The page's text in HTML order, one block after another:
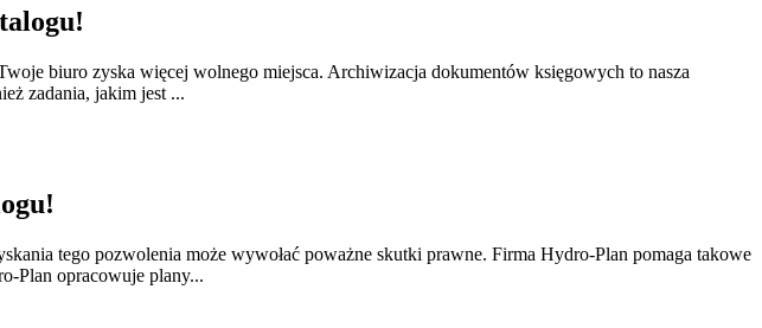
biuro zyska więcej wolnego miejsca. Archiwizacja dokumentów księgowych to nasza
zadania, jakim jest ...
tego pozwolenia może wywołać poważne skutki prawne. Firma Hydro-Plan pomaga takowe
Plan opracowuje plany...